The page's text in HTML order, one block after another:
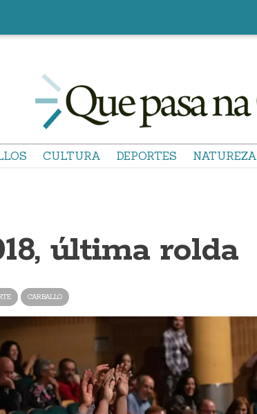
CULTURA DEPORTES NATUREZA
última rolda
CARBALLO